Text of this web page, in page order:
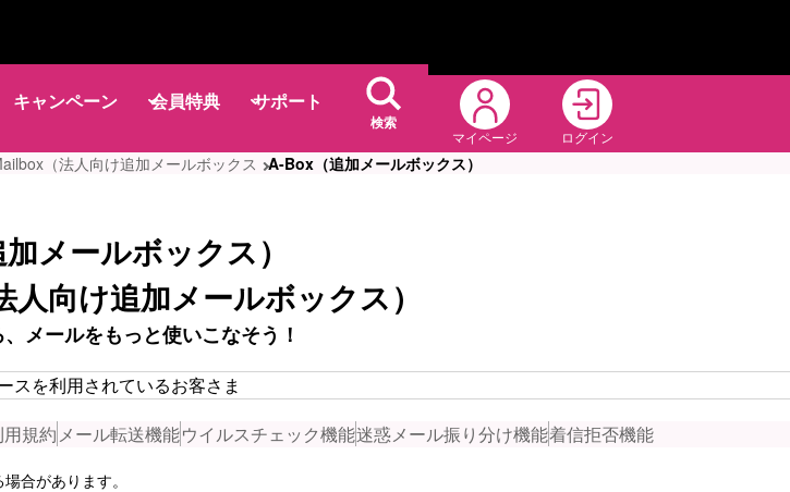
キャンペーン 会員特典 サポート
検索
マイページ ログイン
（法人向け追加メールボックス A-Box（追加メールボックス）
メールボックス）
向け追加メールボックス）
メールをもっと使いこなそう！
スを利用されているお客さま
規約メール転送機能ウイルスチェック機能迷惑メール振り分け機能着信拒否機能
合があります。